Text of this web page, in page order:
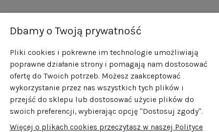
Dbamy o Twoją prywatność
Pliki cookies i pokrewne im technologie umożliwiają
poprawne działanie strony i pomagają nam dostosować
ofertę do Twoich potrzeb. Możesz zaakceptować
wykorzystanie przez nas wszystkich tych plików i
przejść do sklepu lub dostosować użycie plików do
swoich preferencji, wybierając opcję "Dostosuj zgody".
Więcej o plikach cookies przeczytasz w naszej Polityce